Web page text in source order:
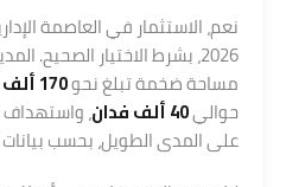
نعم، الاستثمار في العاصمة
2026، بشرط الاختيار
مساحة ضخمة تبلغ نحو170 ألف فدان
حوالي40 ألف فدان
، واستهداف
على المدى الطويل، بحسب بيانات